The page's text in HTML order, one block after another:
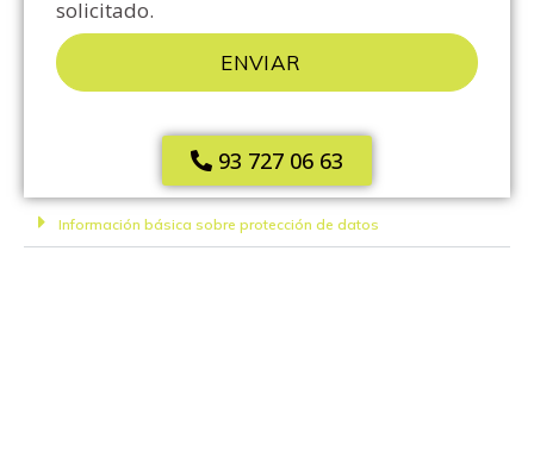
solicitado.
ENVIAR
93 727 06 63
Información básica sobre protección de datos